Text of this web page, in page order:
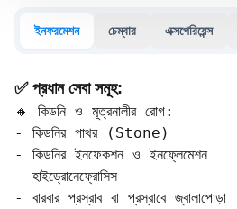
ইনফরমেশন চেম্বার এক্সপেরিয়েন্স
✅ প্রধান সেবা সমূহ:
🔸 কিডনি ও মূত্রনালীর রোগ:
- কিডনির পাথর (Stone)
- কিডনির ইনফেকশন ও ইনফ্লেমেশন
- হাইড্রোনেফ্রোসিস
- বারবার প্রস্রাব বা প্রস্রাবে জ্বালাপোড়া